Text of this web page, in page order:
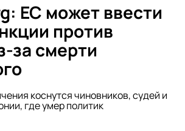
ЕС может ввести
против
за смерти
коснутся чиновников, судей и
где умер политик